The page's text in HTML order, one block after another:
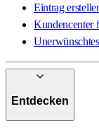
Eintrag
Kundencenter
Entdecken